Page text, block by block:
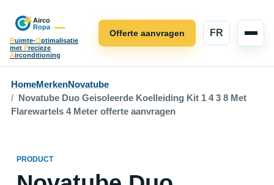
Ruimte-Optimalisatie
met Precieze
Airconditioning
FR
Offerte aanvragen
HomeMerkenNovatube
Novatube Duo Geisoleerde Koelleiding Kit 1 4 3 8 Met
Flarewartels 4 Meter offerte aanvragen
PRODUCT